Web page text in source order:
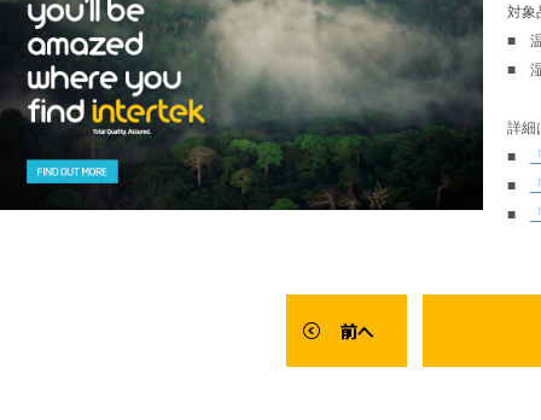
対象
■ 温
■ 湿
詳細
■
■
■